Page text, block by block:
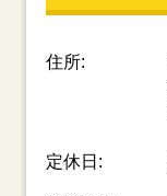
住所:
定休日: